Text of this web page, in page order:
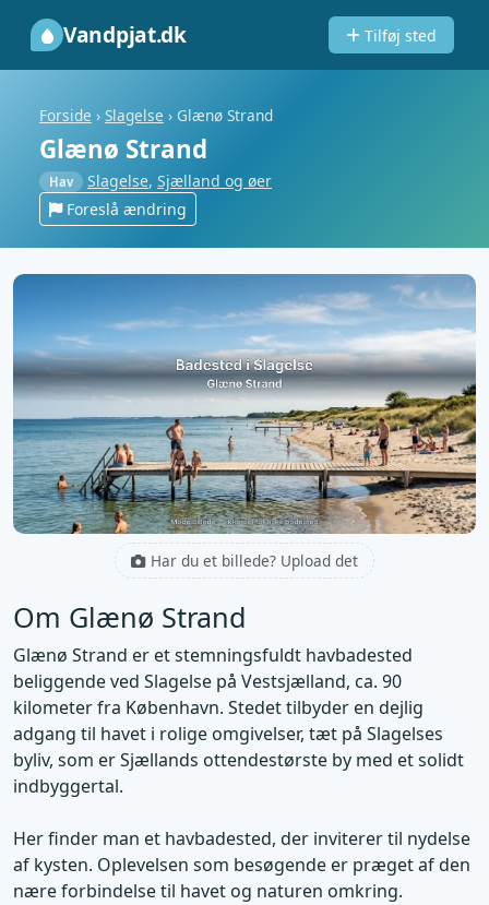
Vandpjat.dk Tilføj sted
Forside › Slagelse › Glænø Strand
Glænø Strand
Hav Slagelse, Sjælland og øer
Foreslå ændring
Har du et billede? Upload det
Om Glænø Strand
Glænø Strand er et stemningsfuldt havbadested
beliggende ved Slagelse på Vestsjælland, ca. 90
kilometer fra København. Stedet tilbyder en dejlig
adgang til havet i rolige omgivelser, tæt på Slagelses
byliv, som er Sjællands ottendestørste by med et solidt
indbyggertal.
Her finder man et havbadested, der inviterer til nydelse
af kysten. Oplevelsen som besøgende er præget af den
nære forbindelse til havet og naturen omkring.